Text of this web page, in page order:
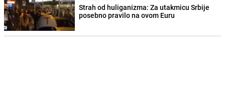
Strah od huliganizma: Za utakmicu Srbije
posebno pravilo na ovom Euru